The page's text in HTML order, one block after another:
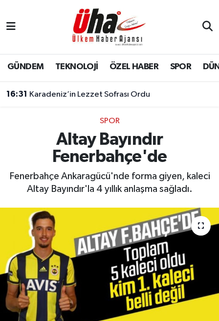
GÜNDEM TEKNOLOJİ ÖZEL HABER SPOR
16:31 Karadeniz’in Lezzet Sofrası Ordu
SPOR
Altay Bayındır
Fenerbahçe'de
Fenerbahçe Ankaragücü'nde forma giyen, kaleci
Altay Bayındır'la 4 yıllık anlaşma sağladı.
İstanbul Nöbetçi Eczaneler
İstanbul Hava Durumu
Süper Lig Puan Durumu ve Fikstür
Tüm Manşetler
Son Dakika Haberleri
Haber Arşivi